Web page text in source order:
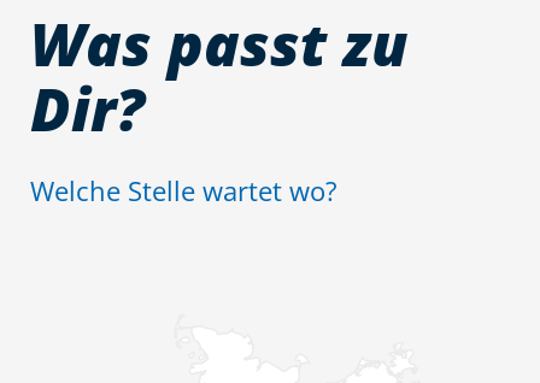
Was passt zu
Dir?
Welche Stelle wartet wo?